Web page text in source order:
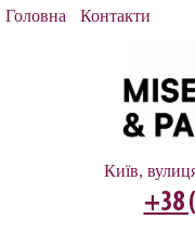
Головна Контакти
Київ,
+38